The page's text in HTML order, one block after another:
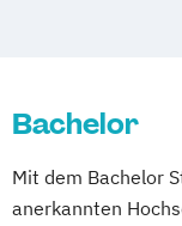
Bachelor
Mit dem Bachelor
anerkannten